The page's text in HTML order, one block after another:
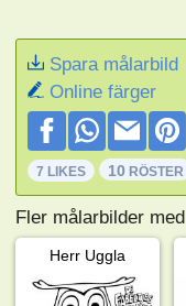
Spara målarbild
Online färger
7 LIKES 10 RÖSTER
Fler målarbilder med
Herr Uggla